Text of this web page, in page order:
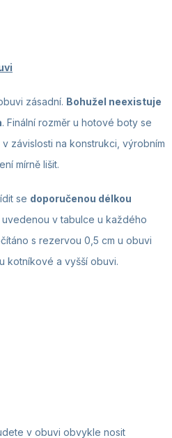
zásadní. Bohužel neexistuje
. Finální rozměr u hotové boty se
závislosti na konstrukci, výrobním
mírně lišit.
se doporučenou délkou
v tabulce u každého
s rezervou 0,5 cm u obuvi
kotníkové a vyšší obuvi.
v obuvi obvykle nosit